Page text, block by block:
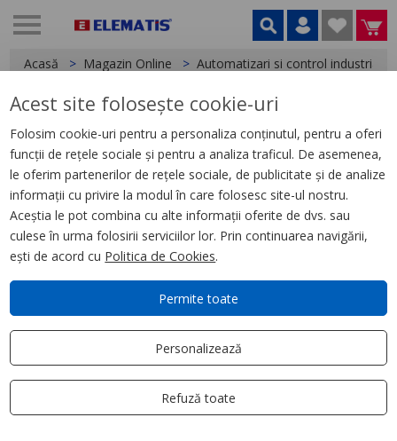
Acasă Magazin Online Automatizari si control industrial
< Relee
Cleme Metalice de Retinere,
pentru Soclu Rpzf2
Acest site folosește cookie-uri
Folosim cookie-uri pentru a personaliza conținutul, pentru a oferi
funcții de rețele sociale și pentru a analiza traficul. De asemenea,
le oferim partenerilor de rețele sociale, de publicitate și de analize
informații cu privire la modul în care folosesc site-ul nostru.
Aceștia le pot combina cu alte informații oferite de dvs. sau
culese în urma folosirii serviciilor lor. Prin continuarea navigării,
ești de acord cu Politica de Cookies.
Permite toate
Personalizează
Refuză toate